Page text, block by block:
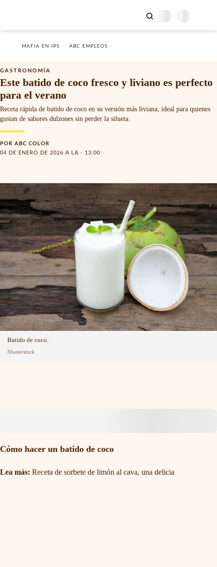
MAFIA EN IPS ABC EMPLEOS
GASTRONOMÍA
Este batido de coco fresco y liviano es perfecto
para el verano
Receta rápida de batido de coco en su versión más liviana, ideal para quienes
gustan de sabores dulzones sin perder la silueta.
POR ABC COLOR
04 DE ENERO DE 2026 A LA - 13:00
Batido de coco.
Shutterstock
Cómo hacer un batido de coco
Lea más: Receta de sorbete de limón al cava, una delicia